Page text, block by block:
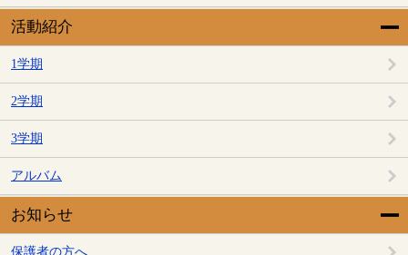
活動紹介
1学期
2学期
3学期
アルバム
お知らせ
保護者の方へ